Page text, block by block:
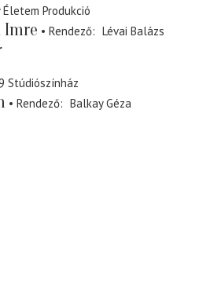
Életem Produkció
Imre Rendező
Lévai Balázs
Stúdiószínház
Rendező
Balkay Géza